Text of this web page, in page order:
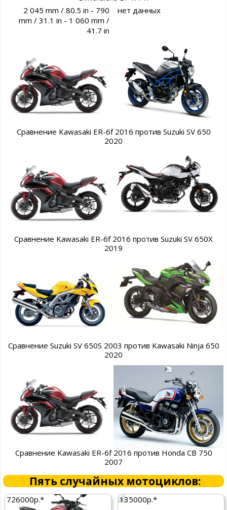
2 045 mm / 80.5 in - 790
mm / 31.1 in - 1 060 mm /
41.7 in
нет данных
Сравнение Kawasaki ER-6f 2016 против Suzuki SV 650
2020
Сравнение Kawasaki ER-6f 2016 против Suzuki SV 650X
2019
Сравнение Suzuki SV 650S 2003 против Kawasaki Ninja 650
2020
Сравнение Kawasaki ER-6f 2016 против Honda CB 750
2007
Пять случайных мотоциклов:
726000р.* 135000р.*